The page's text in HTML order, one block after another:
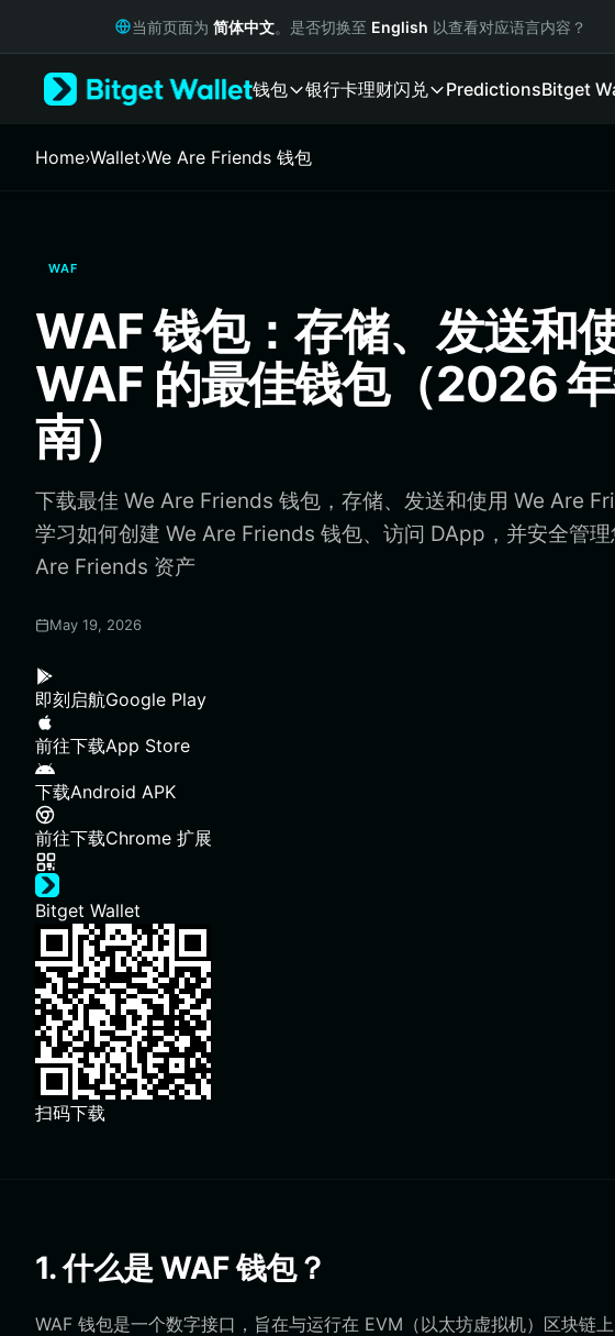
Русский
Italiano
繁體中文
Português (Portugal)
Bahasa Indonesia
ภาษาไทย
Español
Português (Brasil)
Español (Argentina)
当前页面为 简体中文。是否切换至 English 以查看对应语言内容？
钱包 银行卡理财闪兑 PredictionsBitget
Home›Wallet›We Are Friends 钱包
WAF
WAF 钱包：存储、发送和
WAF 的最佳钱包（2026
南）
下载最佳 We Are Friends 钱包，存储、发送和使用 We Are
学习如何创建 We Are Friends 钱包、访问 DApp，并安全管理
Are Friends 资产
May 19, 2026
即刻启航Google Play
前往下载App Store
下载Android APK
前往下载Chrome 扩展
Bitget Wallet
扫码下载
1. 什么是 WAF 钱包？
WAF 钱包是一个数字接口，旨在与运行在 EVM（以太坊虚拟机）区块链